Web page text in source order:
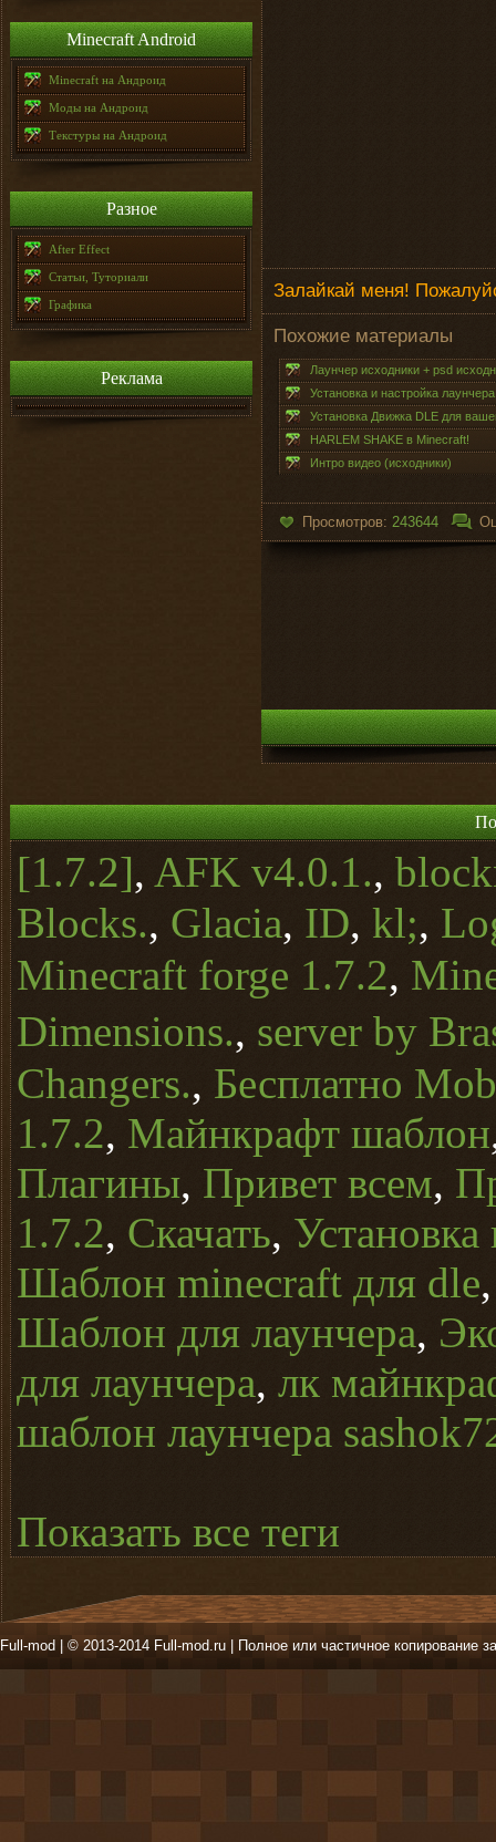
Minecraft Android
Minecraft на Андроид
Моды на Андроид
Текстуры на Андроид
Разное
After Effect
Статьи, Туториали
Графика
Реклама
Залайкай меня!
Похожие материалы
Лаунчер исходники + psd
Установка и настройка
Установка Движка DLE для
HARLEM SHAKE в Minecraft!
Интро видео (исходники)
Просмотров: 243644
[1.7.2], AFK v4.0.1.,
Blocks., Glacia, ID, kl;,
Minecraft forge 1.7.2,
Dimensions., server by
Changers., Бесплатно
1.7.2, Майнкрафт шаблон
Плагины, Привет всем,
1.7.2, Скачать, Установка
Шаблон minecraft для dle
Шаблон для лаунчера,
для лаунчера, лк
шаблон лаунчера
Показать все теги
Full-mod | © 2013-2014 Full-mod.ru | Полное или частичное копирование